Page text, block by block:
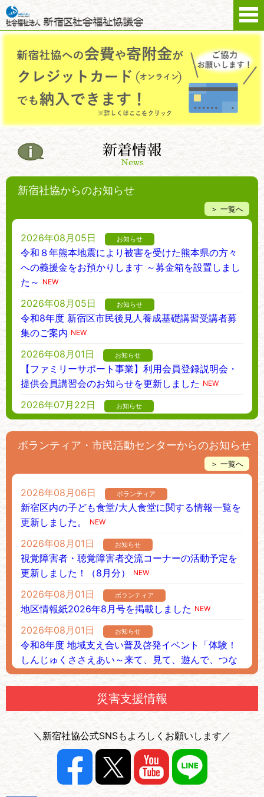
新着情報
News
新宿社協からのお知らせ
＞ 一覧へ
2026年08月05日 お知らせ
令和８年熊本地震により被害を受けた熊本県の方々
への義援金をお預かりします ～募金箱を設置しまし
た～ NEW
2026年08月05日 お知らせ
令和8年度 新宿区市民後見人養成基礎講習受講者募
集のご案内 NEW
2026年08月01日 お知らせ
【ファミリーサポート事業】利用会員登録説明会・
提供会員講習会のお知らせを更新しました NEW
2026年07月22日 お知らせ
～心のこもったご寄附ありがとうございます！～東
京土建一般労働組合新宿支部様に感謝状を贈呈しま
した
益社団法人四谷法人会様に感謝状を贈呈しました
2026年06月25日
Ｂリサイクルパートナーズ様に感謝状を贈呈しまし
た
お知らせ
～心のこもったご寄附ありがとうございます！～株
式会社日本財託様に感謝状を贈呈しました
2026年06月01日
お知らせ
「成年後見センターだより」第２８号を掲載しまし
た
2026年05月20日
新宿社協だより「けやき」令和8（2026）年５月号
（No.196）を発行しました
2026年05月18日
お知らせ
【ファミリーサポート事業】病児・病後児預かり利
用の子どもの追加登録が、郵送でもできるようにな
りました。
ボランティア・市民活動センターからのお知らせ
＞ 一覧へ
2026年08月06日 ボランティア
新宿区内の子ども食堂/大人食堂に関する情報一覧を
更新しました。
NEW
2026年08月01日 お知らせ
視覚障害者・聴覚障害者交流コーナーの活動予定を
更新しました！（8月分）
NEW
2026年08月01日 ボランティア
地区情報紙2026年8月号を掲載しました NEW
2026年08月01日 お知らせ
令和8年度 地域支え合い普及啓発イベント「体験！
しんじゅくささえあい～来て、見て、遊んで、つな
がろう～」 NEW
ボランティア
新宿社協ボランティアコーナーのコーナー【榎町ボ
ランティアコーナー】
2026年07月14日
お知らせ
NPO・新宿CSRネットワーク等との市民活動の支援
に関する情報一覧を更新しました。
災害支援情報
＼新宿社協公式SNSもよろしくお願いします／